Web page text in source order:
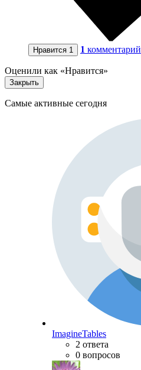
Нравится 1 1 комментарий
Оценили как «Нравится»
Закрыть
Самые активные сегодня
ImagineTables
2 ответа
0 вопросов